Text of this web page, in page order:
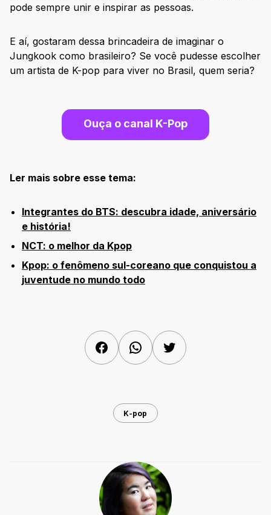
pode sempre unir e inspirar as pessoas.
E aí, gostaram dessa brincadeira de imaginar o
Jungkook como brasileiro? Se você pudesse escolher
um artista de K-pop para viver no Brasil, quem seria?
Ouça o canal K-Pop
Ler mais sobre esse tema:
Integrantes do BTS: descubra idade, aniversário
e história!
NCT: o melhor da Kpop
Kpop: o fenômeno sul-coreano que conquistou a
juventude no mundo todo
FacebookWhatsAppTwitter
K-pop